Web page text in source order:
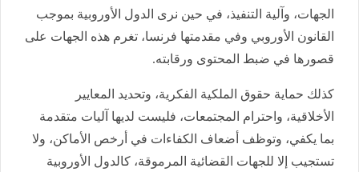
الجهات، وآلية التنفيذ، في حين نرى الدول الأوروبية بموجب
القانون الأوروبي وفي مقدمتها فرنسا، تغرم هذه الجهات على
قصورها في ضبط المحتوى ورقابته.
كذلك حماية حقوق الملكية الفكرية، وتحديد المعايير
الأخلاقية، واحترام المجتمعات، فليست لديها آليات متقدمة
بما يكفي، وتوظف أضعاف الكفاءات في أرخص الأماكن، ولا
تستجيب إلا للجهات القضائية المرموقة، كالدول الأوروبية